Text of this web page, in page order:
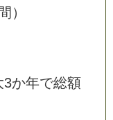
間 ）
3か年で総額